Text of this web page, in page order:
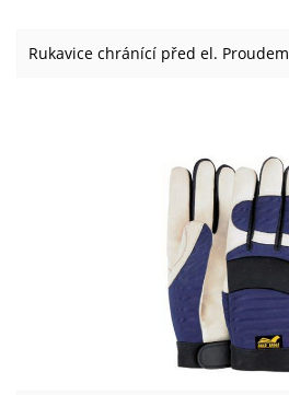
Rukavice chránící před el. Proudem